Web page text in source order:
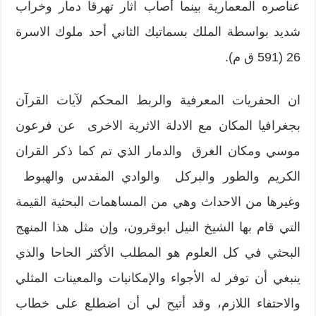
عناصره المعمارية بينما أصاب اثار تهرقا دمار وخراب
شديد بواسطة الملك بسماتيك الثاني أحد ملوك الاسرة
26 (591 ق م).
ان الحفريات المعرفية والربط المحكم لآيات القرآن
بجغرافيا المكان مع الادلة الاثرية الاخرى عن فرعون
موسي ومكان الغرق والدمار الذي تم كما ذكر القران
الكريم والطور والبركل والوادي المقدس والهبوط
وغيرها من الاحداث وهي من المساهمات البحثية القيمة
التي قام بها الشيخ النيل ابوقرون، وإن مثل هذا المنهج
البحثي في كل العلوم هو المطلب الأكثر الحاحا والذي
ينبغي أن توفر له الأجواء والإمكانيات والمعينات المثلي
والاحتفاء اللازم، وقد أتيح لي أن اضطلع على خطاب